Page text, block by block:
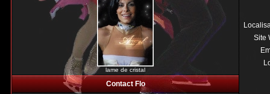
lame de cristal
Site
Contact Flo